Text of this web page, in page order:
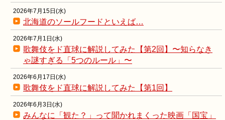
2026年7月15日(水)
北海道のソールフードといえば…
2026年7月1日(水)
歌舞伎をド直球に解説してみた【第2回】〜知らなき
ゃ謎すぎる「5つのルール」〜
2026年6月17日(水)
歌舞伎をド直球に解説してみた【第1回】
2026年6月3日(水)
みんなに「観た？」って聞かれまくった映画「国宝」